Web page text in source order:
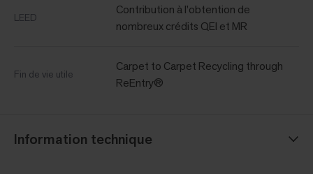
LEED
Contribution à l’obtention de
nombreux crédits QEI et MR
Fin de vie utile
Carpet to Carpet Recycling through
ReEntry®
Information technique